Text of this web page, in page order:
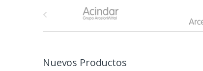
Nuevos Productos